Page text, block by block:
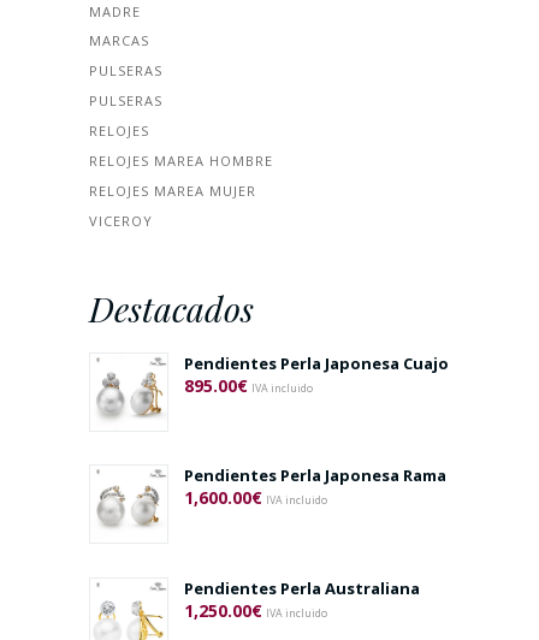
MADRE
MARCAS
PULSERAS
PULSERAS
RELOJES
RELOJES MAREA HOMBRE
RELOJES MAREA MUJER
VICEROY
Destacados
Pendientes Perla Japonesa Cuajo
895.00€ IVA incluido
Pendientes Perla Japonesa Rama
1,600.00€ IVA incluido
Pendientes Perla Australiana
1,250.00€ IVA incluido